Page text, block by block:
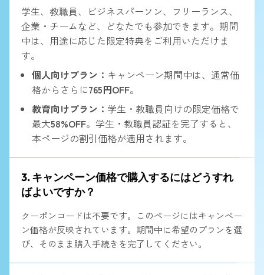
学生、教職員、ビジネスパーソン、フリーランス、
企業・チームなど、どなたでも参加できます。期間
中は、用途に応じた限定特典をご利用いただけま
す。
個人向けプラン： キャンペーン期間中は、通常価
格からさらに765円OFF。
教育向けプラン： 学生・教職員向けの限定価格で
最大58%OFF。学生・教職員認証を完了すると、
本ページの割引価格が適用されます。
3. キャンペーン価格で購入するにはどうすれ
ばよいですか？
クーポンコードは不要です。このページにはキャンペー
ン価格が反映されています。期間中に希望のプランを選
び、そのまま購入手続きを完了してください。